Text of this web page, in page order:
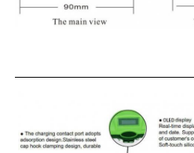
গরম বিক্রয় পণ্য